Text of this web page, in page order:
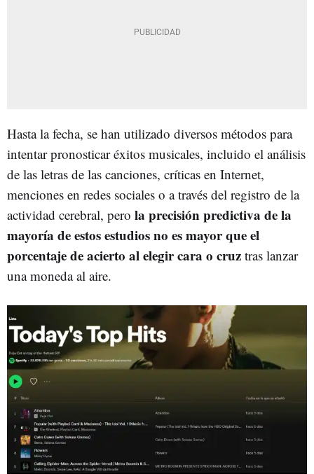
Hasta la fecha, se han utilizado diversos métodos para
intentar pronosticar éxitos musicales, incluido el análisis
de las letras de las canciones, críticas en Internet,
menciones en redes sociales o a través del registro de la
actividad cerebral, pero la precisión predictiva de la
mayoría de estos estudios no es mayor que el
porcentaje de acierto al elegir cara o cruz tras lanzar
una moneda al aire.